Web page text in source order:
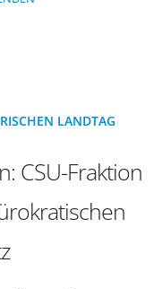
LANDTAG
CSU-Fraktion